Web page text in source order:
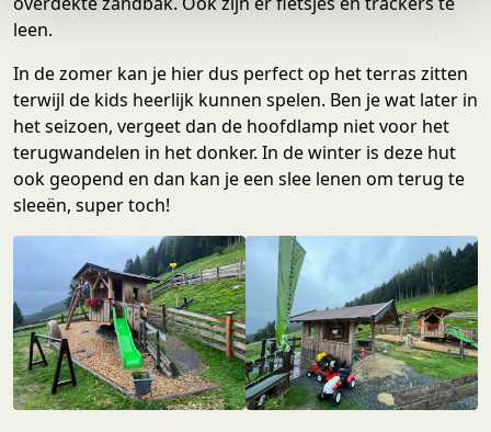
e
leen.
In de zomer kan je hier dus perfect op het terras zitten
terwijl de kids heerlijk kunnen spelen. Ben je wat later in
het seizoen, vergeet dan de hoofdlamp niet voor het
terugwandelen in het donker. In de winter is deze hut
ook geopend en dan kan je een slee lenen om terug te
sleeën, super toch!